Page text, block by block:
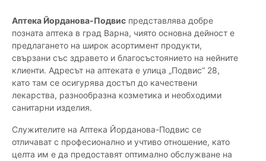
Аптека Йорданова-Подвис представлява добре
позната аптека в град Варна, чиято основна дейност е
предлагането на широк асортимент продукти,
свързани със здравето и благосъстоянието на нейните
клиенти. Адресът на аптеката е улица „Подвис“ 28,
като там се осигурява достъп до качествени
лекарства, разнообразна козметика и необходими
санитарни изделия.
Служителите на Аптека Йорданова-Подвис се
отличават с професионално и учтиво отношение, като
целта им е да предоставят оптимално обслужване на